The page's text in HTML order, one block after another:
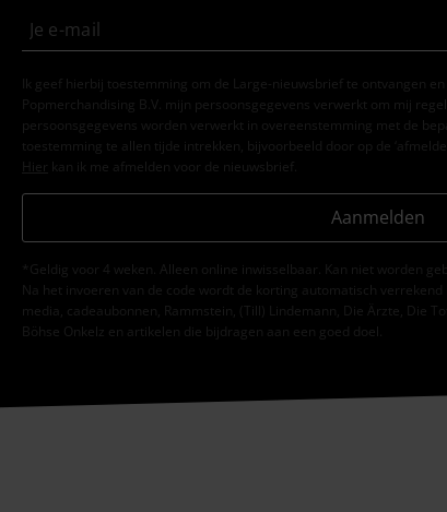
Ik geef hierbij toestemming om de Large-nieuwsbrief te ontvangen
Popmerchandising B.V. mijn persoonsgegevens verwerkt om mij
persoonsgegevens worden verwerkt in overeenstemming met de
toestemming te allen tijde intrekken, bijvoorbeeld door op de
Hier kan ik me afmelden voor de nieuwsbrief.
Aanmelden
*Geldig voor 4 weken. Alleen online inwisselbaar. Kan niet worden
Na het invoeren van de code wordt de korting automatisch
media, cadeaubonnen, Rammstein, (Till) Lindemann, Die Ärzte, Die
Böhse Onkelz en artikelen die bijdragen aan een goed doel.